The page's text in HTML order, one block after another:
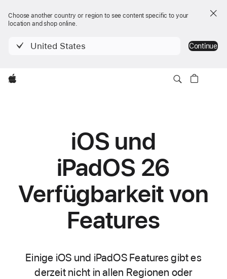
Choose another country or region to see content specific to your
location and shop online.
United States Continue
Apple
iOS und
iPadOS 26
Verfüg­barkeit von
Features
Einige iOS und iPadOS Features gibt es
derzeit nicht in allen Regionen oder